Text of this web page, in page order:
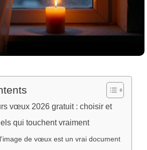
vœux 2026 gratuit : choisir et
qui touchent vraiment
de vœux est un vrai document